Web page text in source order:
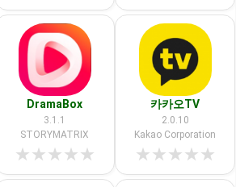
DramaBox
3.1.1
STORYMATRIX
★★★★★
카카오TV
2.0.10
Kakao Corporation
★★★★★